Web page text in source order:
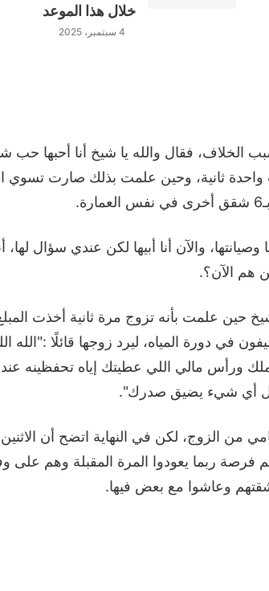
خلال هذا الموعد
4 سبتمبر، 2025
الخلاف، فقال والله يا شيخ أنا أحبها حب
ثانية، وحين علمت بذلك صارت تسوي
والآن أنا أبيها لكن عندي سؤال لها،
حين علمت بأنه تزوج مرة ثانية أخذت
دورة المياه، ليرد زوجها قائلًا :"الله
170 ألف ريال كل ما أملك ورأس مالي اللي عطيتك إياه تحفظينه
أي شيء يضيق صدرك".
من الزوج، لكن في النهاية اتضح أن
ربما يعودوا المرة المقبلة وهم على
وعاشوا مع بعض فيها.